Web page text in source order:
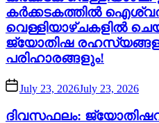
കർക്കടകത്തിൽ
വെള്ളിയാഴ്ചകളിൽ
ജ്യോതിഷ
പരിഹാരങ്ങളും!
July 23, 2026July 23, 2026
ദിവസഫലം: